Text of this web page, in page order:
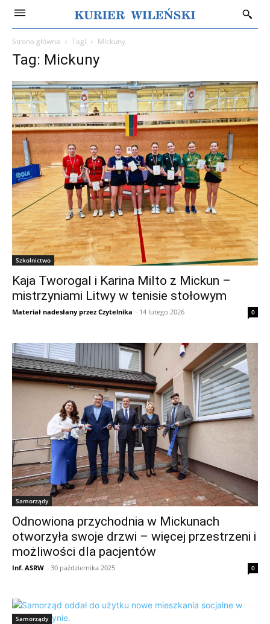
Strona główna Tagi Mickuny
Tag: Mickuny
Szkolnictwo
Kaja Tworogal i Karina Milto z Mickun –
mistrzyniami Litwy w tenisie stołowym
Materiał nadesłany przez Czytelnika - 14 lutego 2026 0
Samorządy
Odnowiona przychodnia w Mickunach
otworzyła swoje drzwi – więcej przestrzeni i
możliwości dla pacjentów
Inf. ASRW - 30 października 2025 0
Samorządy